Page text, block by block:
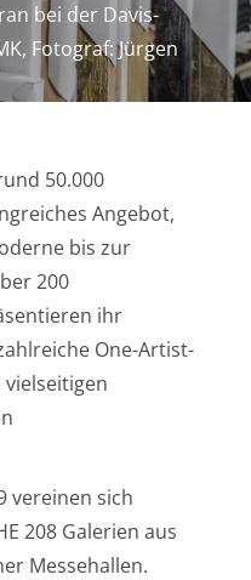
bei der Davis-
Fotograf: Jürgen
50.000
Angebot,
bis zur
200
ihr
One-Artist-
vereinen sich
208 Galerien aus
Messehallen.